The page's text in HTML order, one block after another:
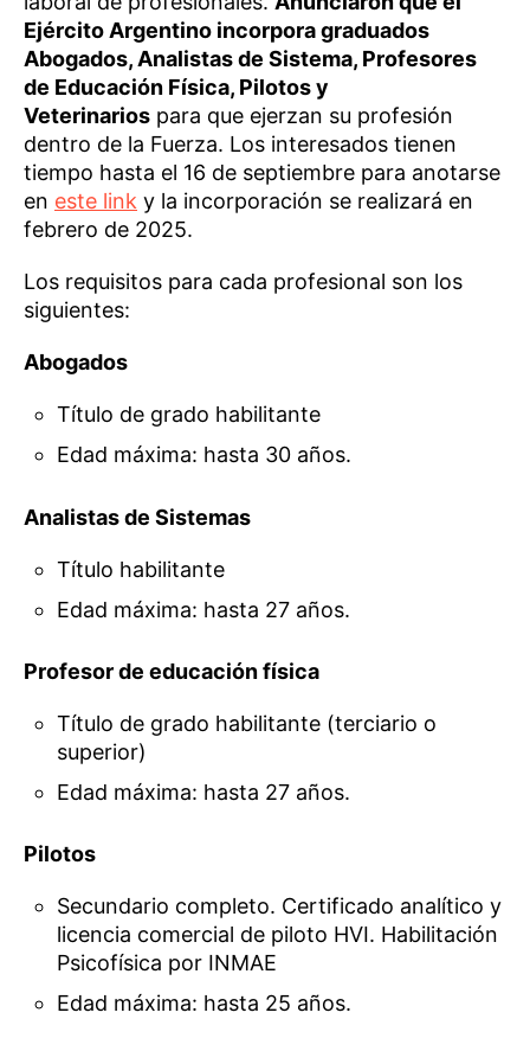
Ejército Argentino incorpora graduados
Abogados, Analistas de Sistema, Profesores
de Educación Física, Pilotos y
Veterinarios para que ejerzan su profesión
dentro de la Fuerza. Los interesados tienen
tiempo hasta el 16 de septiembre para anotarse
en este link y la incorporación se realizará en
febrero de 2025.
Los requisitos para cada profesional son los
siguientes:
Abogados
Título de grado habilitante
Edad máxima: hasta 30 años.
Analistas de Sistemas
Título habilitante
Edad máxima: hasta 27 años.
Profesor de educación física
Título de grado habilitante (terciario o
superior)
Edad máxima: hasta 27 años.
Pilotos
Secundario completo. Certificado analítico y
licencia comercial de piloto HVI. Habilitación
Psicofísica por INMAE
Edad máxima: hasta 25 años.